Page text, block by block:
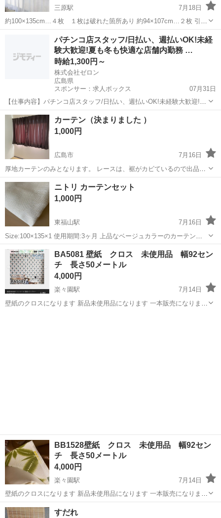
三原駅
7月18日
約100×135cm…４枚 １枚は破れた箇所あり 約94×107cm…２枚 引っ
越しで不要になったため
カーテン、ブラインド カーテン
パチンコ店スタッフ/日払い、週払いOK!未経
験大歓迎!夏も冬も快適な店舗内勤務 …
時給1,300円～
株式会社ゼロン
広島県
スポンサー：求人ボックス
07月31日
【仕事内容】パチンコ店スタッフ/日払い、週払いOK!未経験大歓迎!夏
も冬も快適な店舗内勤務 職場見学も実施中 <給与> 時給1300円～ <勤
務地> 広島県 福山市 <最寄駅>福山駅 エンタメ×接客=新しい働き方、
ここにあります/...
アルバイト・パート
カーテン（決まりました ）
1,000円
広島市
7月16日
厚地カーテンのみとなります。 レースは、裾がカビているので出品し
ません。 長さ、、135センチ 色、、焦茶
広島 広島市 カーテン、ブラインド
ニトリ カーテンセット
1,000円
東福山駅
7月16日
Size:100×135×1 使用期間:3ヶ月 上品なベージュカラーのカーテン
【受け渡し場所】 セブンイレブン福山引野北４丁目店
広島 福山市 東福山駅 カーテン、ブラインド カーテン
BA5081 壁紙 クロス 未使用品 幅92セン
チ 長さ50メートル
4,000円
楽々園駅
7月14日
壁紙のクロスになります 新品未使用品になります 一本販売になります
BB1528壁紙 クロス 未使用品 幅92セン
チ 長さ50メートル
4,000円
楽々園駅
7月14日
壁紙のクロスになります 新品未使用品になります 一本販売になります
メーター330円から450円 17500円から22500円するものと思います 余
ったので安く出品します
広島 広島市 楽々園駅
すだれ